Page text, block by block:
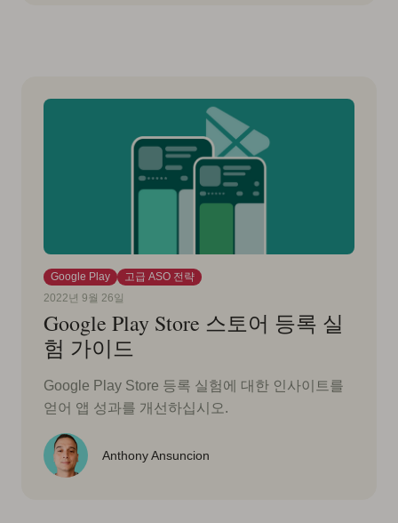
Google Play
고급 ASO 전략
2022년 9월 26일
Google Play Store 스토어 등록 실
험 가이드
Google Play Store 등록 실험에 대한 인사이트를
얻어 앱 성과를 개선하십시오.
Anthony Ansuncion